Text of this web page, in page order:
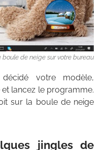
boule de neige sur votre bureau
votre modèle,
lancez le programme.
sur la boule de neige
jingles de